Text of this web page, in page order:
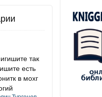
так
есть
в мохг